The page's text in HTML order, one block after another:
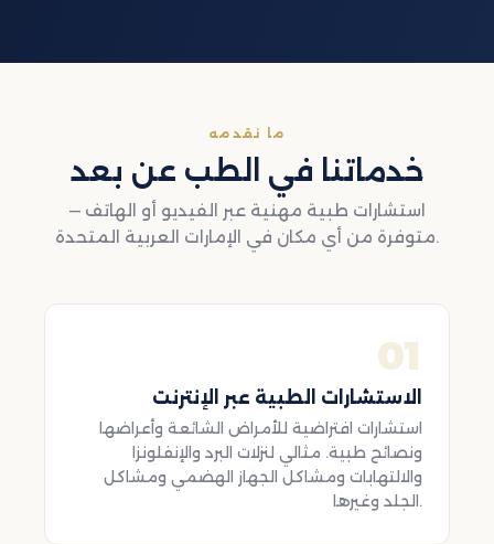
ما نقدمه
خدماتنا في الطب عن بعد
استشارات طبية مهنية عبر الفيديو أو الهاتف —
متوفرة من أي مكان في الإمارات العربية المتحدة.
01
الاستشارات الطبية عبر الإنترنت
استشارات افتراضية للأمراض الشائعة وأعراضها
ونصائح طبية. مثالي لنزلات البرد والإنفلونزا
والالتهابات ومشاكل الجهاز الهضمي ومشاكل
الجلد وغيرها.